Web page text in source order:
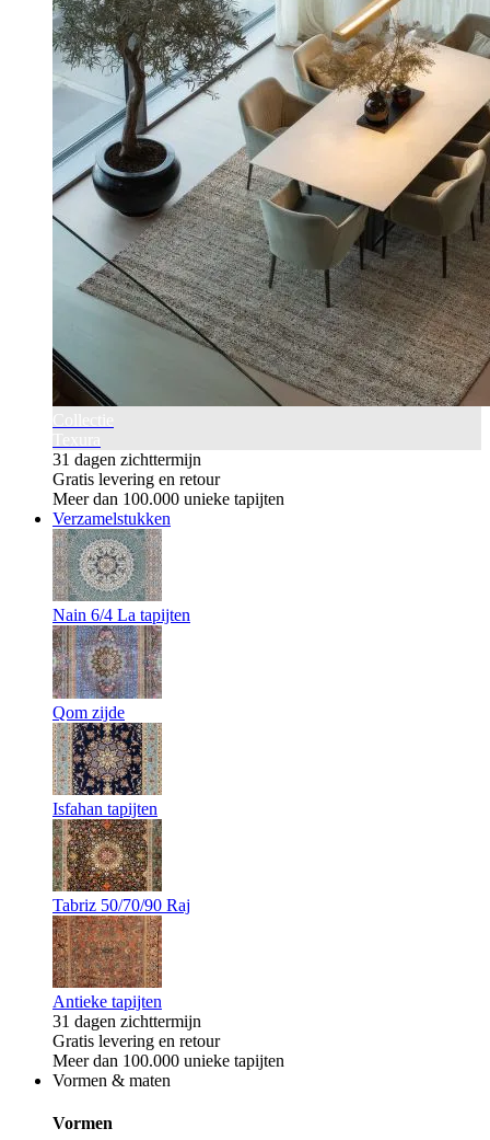
31 dagen zichttermijn
Gratis levering en retour
Meer dan 100.000 unieke tapijten
Verzamelstukken
Nain 6/4 La tapijten
Qom zijde
Isfahan tapijten
Tabriz 50/70/90 Raj
Antieke tapijten
31 dagen zichttermijn
Gratis levering en retour
Meer dan 100.000 unieke tapijten
Vormen & maten
Vormen